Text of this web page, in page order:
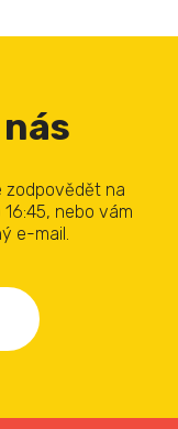
zodpovědět na
nebo vám
e-mail.